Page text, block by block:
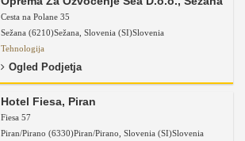
Cesta na Polane 35
Sežana (6210)Sežana Slovenia (SI)Slovenia
Tehnologija
Ogled Podjetja
Hotel Fiesa, Piran
Fiesa 57
Piran/Pirano (6330)Piran/Pirano Slovenia (SI)Slovenia